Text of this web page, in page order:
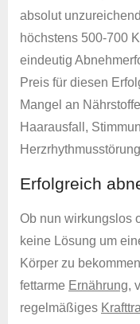
absolut
höchstens 500-700
eindeutig
Preis für diesen
Mangel an
Haarausfall,
Erfolgreich
Ob nun wirkungslos
keine Lösung um
Körper zu
fettarme Ernährung,
regelmäßiges